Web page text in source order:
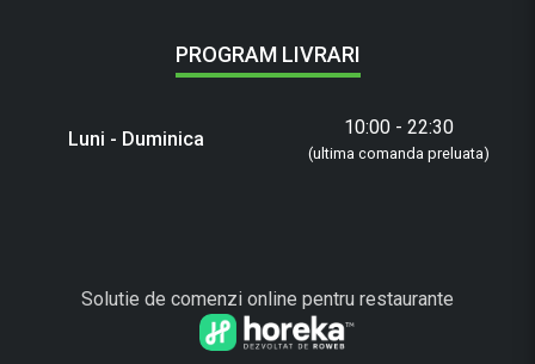
PROGRAM LIVRARI
Luni - Duminica 10:00 - 22:30
(ultima comanda preluata)
Solutie de comenzi online pentru restaurante